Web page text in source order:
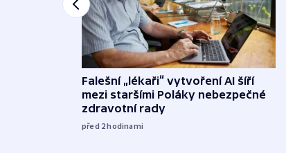
Falešní „lékaři“ vytvoření AI šíří
mezi staršími Poláky nebezpečné
zdravotní rady
před 2hodinami